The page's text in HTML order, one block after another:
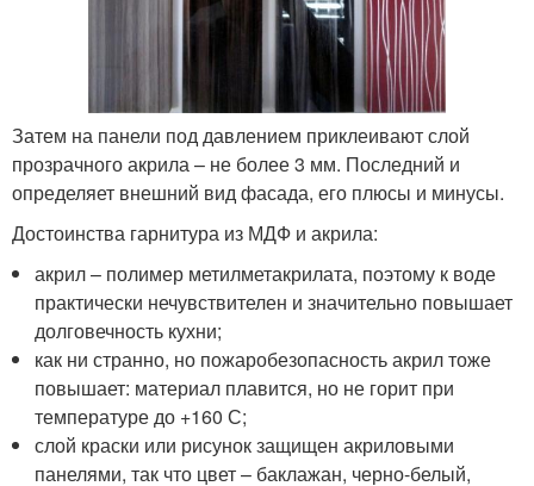
Затем на панели под давлением приклеивают слой
прозрачного акрила – не более 3 мм. Последний и
определяет внешний вид фасада, его плюсы и минусы.
Достоинства гарнитура из МДФ и акрила:
акрил – полимер метилметакрилата, поэтому к воде
практически нечувствителен и значительно повышает
долговечность кухни;
как ни странно, но пожаробезопасность акрил тоже
повышает: материал плавится, но не горит при
температуре до +160 С;
слой краски или рисунок защищен акриловыми
панелями, так что цвет – баклажан, черно-белый,